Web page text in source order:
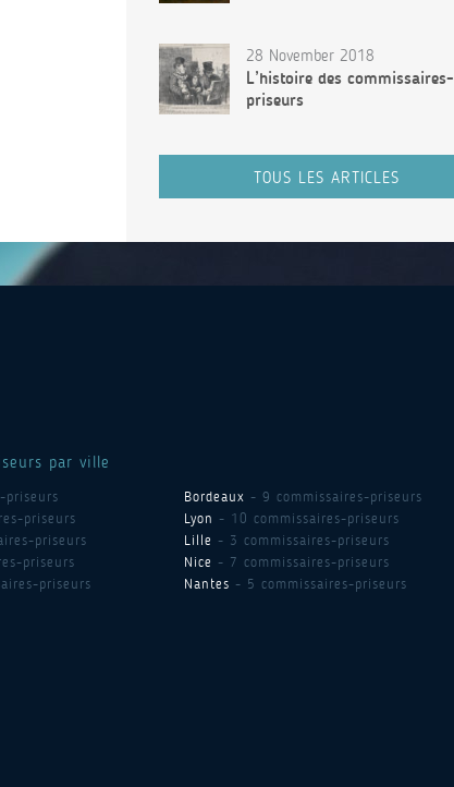
28 November 2018
L’histoire des commissaires-
priseurs
TOUS LES ARTICLES
par ville
priseurs Bordeaux - 9 commissaires-priseurs
priseurs Lyon - 10 commissaires-priseurs
priseurs Lille - 3 commissaires-priseurs
priseurs Nice - 7 commissaires-priseurs
priseurs Nantes - 5 commissaires-priseurs